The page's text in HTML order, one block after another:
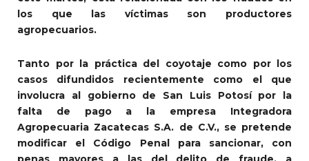
los que las víctimas son productores
agropecuarios.
Tanto por la práctica del coyotaje como por los
casos difundidos recientemente como el que
involucra al gobierno de San Luis Potosí por la
falta de pago a la empresa Integradora
Agropecuaria Zacatecas S.A. de C.V., se pretende
modificar el Código Penal para sancionar, con